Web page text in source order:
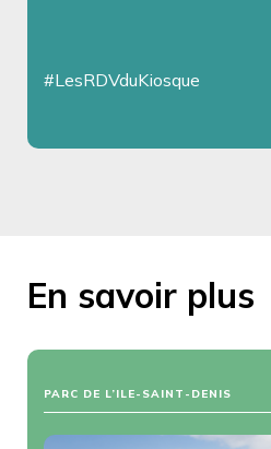
#LesRDVduKiosque
En savoir plus
PARC DE L’ILE-SAINT-DENIS